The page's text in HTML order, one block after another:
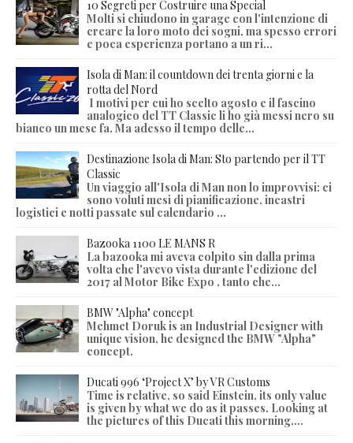
10 Segreti per Costruire una Special
Molti si chiudono in garage con l'intenzione di
creare la loro moto dei sogni, ma spesso errori
e poca esperienza portano a un ri...
Isola di Man: il countdown dei trenta giorni e la
rotta del Nord
I motivi per cui ho scelto agosto e il fascino
analogico del TT Classic li ho già messi nero su
bianco un mese fa. Ma adesso il tempo delle...
Destinazione Isola di Man: Sto partendo per il TT
Classic
Un viaggio all'Isola di Man non lo improvvisi: ci
sono voluti mesi di pianificazione, incastri
logistici e notti passate sul calendario ...
Bazooka 1100 LE MANS R
La bazooka mi aveva colpito sin dalla prima
volta che l'avevo vista durante l'edizione del
2017 al Motor Bike Expo , tanto che...
BMW "Alpha" concept
Mehmet Doruk is an Industrial Designer with
unique vision, he designed the BMW "Alpha"
concept.
Ducati 996 ‘Project X’ by VR Customs
Time is relative, so said Einstein, its only value
is given by what we do as it passes. Looking at
the pictures of this Ducati this morning,...